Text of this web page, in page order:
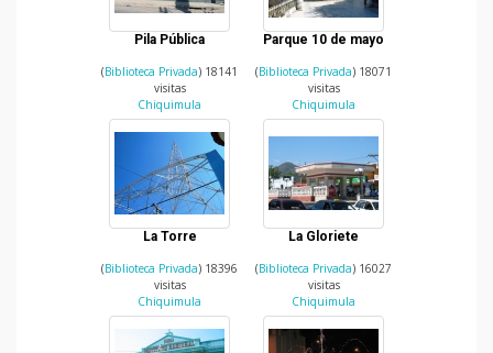
Pila Pública
(Biblioteca Privada) 18141
visitas
Chiquimula
Parque 10 de mayo
(Biblioteca Privada) 18071
visitas
Chiquimula
La Torre
(Biblioteca Privada) 18396
visitas
Chiquimula
La Gloriete
(Biblioteca Privada) 16027
visitas
Chiquimula